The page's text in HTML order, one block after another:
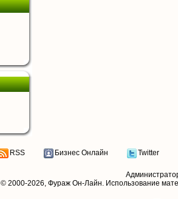
RSS Бизнес Онлайн Twitter
© 2000-2026, Фураж Он-Лайн. Использование